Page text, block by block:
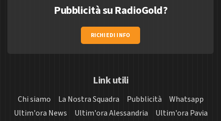
Pubblicità su RadioGold?
RICHIEDI INFO
Link utili
Chi siamo La Nostra Squadra Pubblicità
Whatsapp
Ultim'ora News
Ultim'ora Alessandria
Ultim'ora Pavia